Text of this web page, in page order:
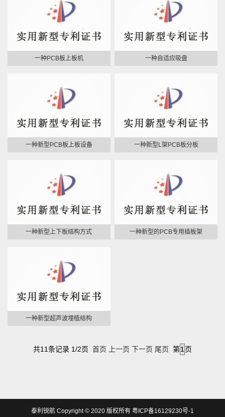
一种PCB板上板机 一种自适应吸盘
一种新型PCB板上板设备 一种新型L架PCB板分板
一种新型上下板结构方式 一种新型的PCB专用插板架
一种新型超声波埋植结构
共11条记录 1/2页 首页 上一页 下一页 尾页 第 页
泰利锐航 Copyright © 2020 版权所有 粤ICP备16129230号-1